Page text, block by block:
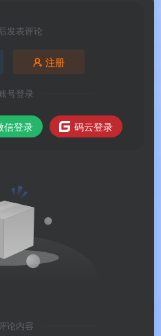
系统
安装程序完成安装。
发表评论
注册
号登录
信登录 码云登录
论内容